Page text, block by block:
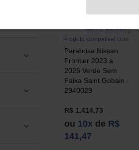
Saint Gobain
Produto compatível com:
Parabrisa Nissan
Frontier 2023 a
2026 Verde Sem
Faixa Saint Gobain -
2940029
R$ 1.414,73
ou 10x de R$
141,47